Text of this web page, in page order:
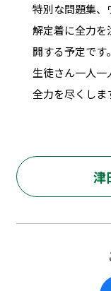
特別な問題集、
解定着に全力を
開する予定です。
生徒さん一人一
全力を尽くしま
津